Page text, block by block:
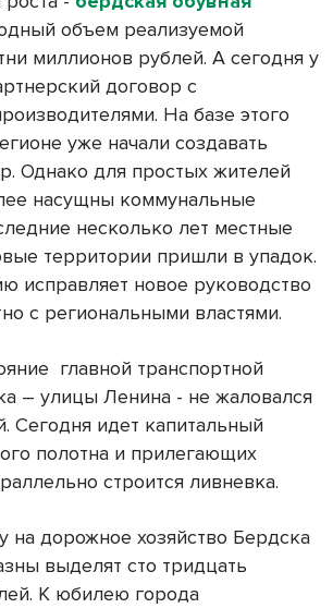
объем реализуемой
миллионов рублей. А сегодня у
договор с
На базе этого
уже начали создавать
Однако для простых жителей
насущны коммунальные
несколько лет местные
территории пришли в упадок.
исправляет новое руководство
с региональными властями.
главной транспортной
– улицы Ленина - не жаловался
Сегодня идет капитальный
полотна и прилегающих
строится ливневка.
на дорожное хозяйство Бердска
выделят сто тридцать
К юбилею города